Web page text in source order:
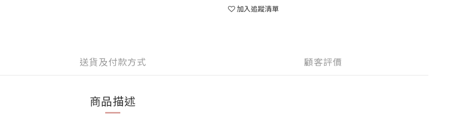
加入追蹤清單
送貨及付款方式 顧客評價
商品描述